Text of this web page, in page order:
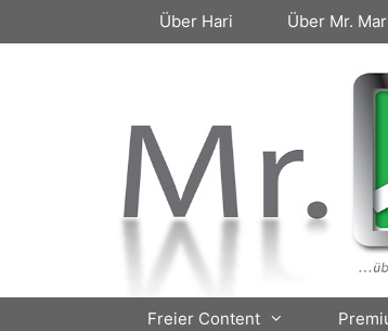
Über Hari Über Mr.
Freier Content